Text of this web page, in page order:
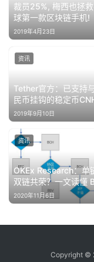
裁员25%, 梅西也拯
球第一款区块链手机!
2019年4月23日
Tether官方：已支持
民币挂钩的稳定币
2019年9月10日
资讯
OKEx Research：单
双链共荣？一文读懂
叉的危与机
2020年11月6日
资讯
Copyright ©